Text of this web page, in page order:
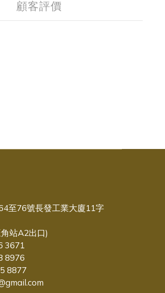
顧客評價
至76號長發工業大廈11字
站A2出口)
3671
8976
8877